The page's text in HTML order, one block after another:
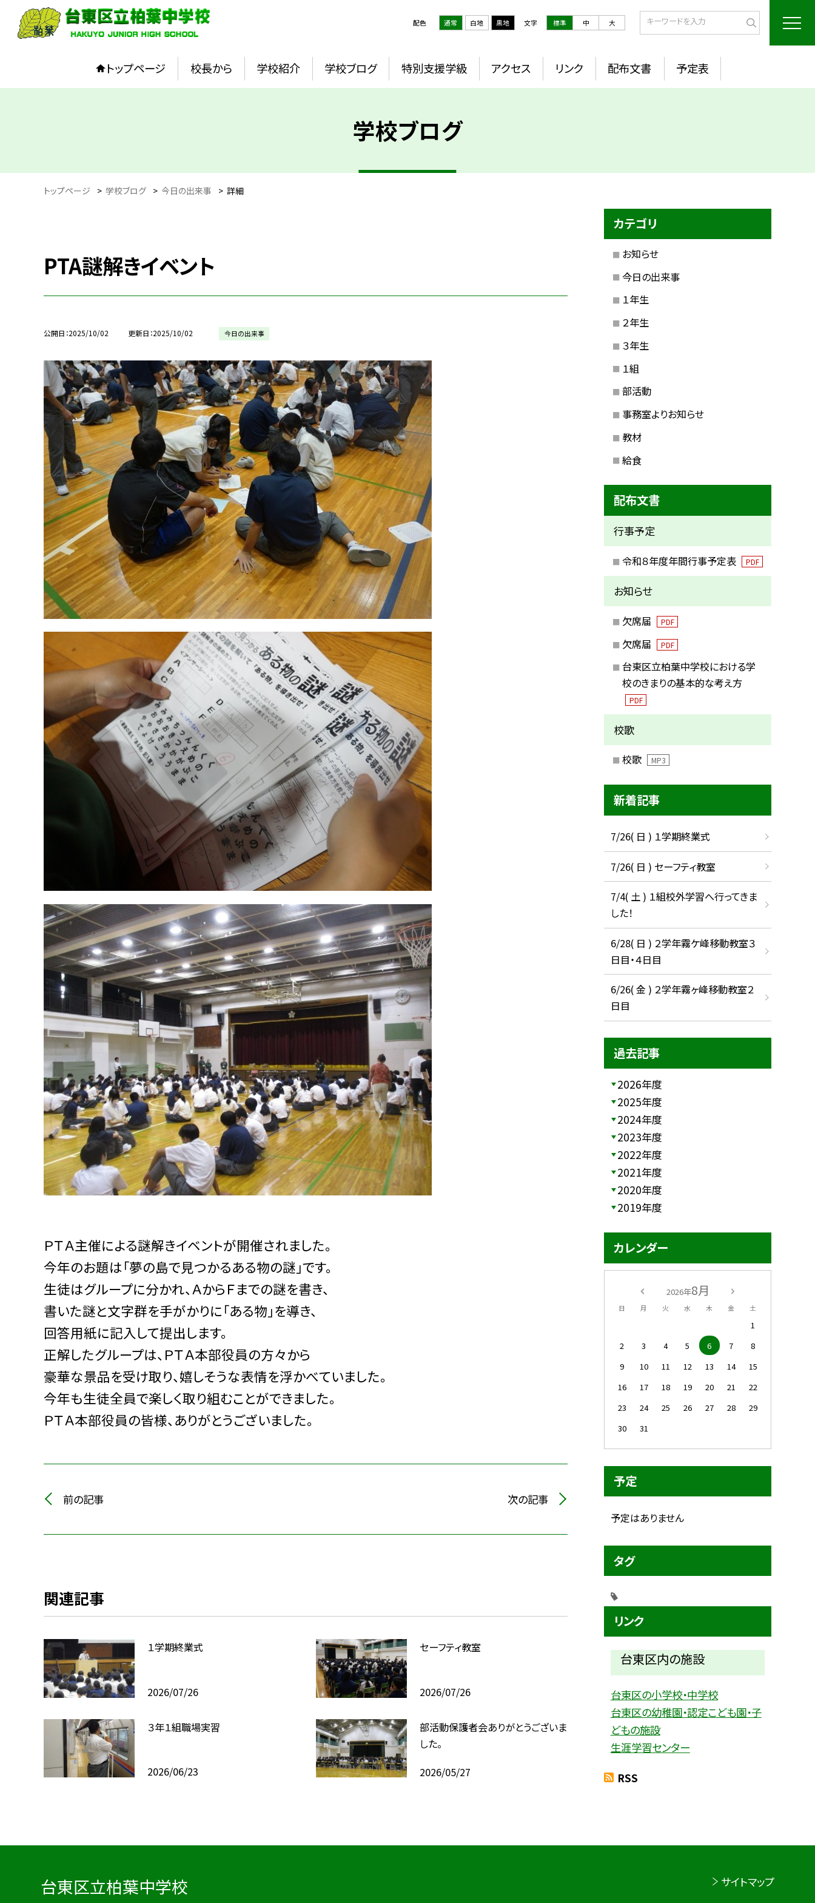
配色 通常 白地 黒地 文字 標準 中 大
トップページ 校長から 学校紹介 学校ブログ 特別支援学級 アクセス リンク 配布文書 予定表
学校ブログ
トップページ > 学校ブログ > 今日の出来事 > 詳細
PTA謎解きイベント
公開日 2025/10/02 更新日 2025/10/02 今日の出来事
ＰＴＡ主催による謎解きイベントが開催されました。
今年のお題は「夢の島で見つかるある物の謎」です。
生徒はグループに分かれ、ＡからＦまでの謎を書き、
書いた謎と文字群を手がかりに「ある物」を導き、
回答用紙に記入して提出します。
正解したグループは、ＰＴＡ本部役員の方々から
豪華な景品を受け取り、嬉しそうな表情を浮かべていました。
今年も生徒全員で楽しく取り組むことができました。
ＰＴＡ本部役員の皆様、ありがとうございました。
前の記事 次の記事
関連記事
１学期終業式
2026/07/26
セーフティ教室
2026/07/26
３年１組職場実習
2026/06/23
部活動保護者会ありがとうございま
した。
2026/05/27
カテゴリ
お知らせ
今日の出来事
１年生
２年生
３年生
１組
部活動
事務室よりお知らせ
教材
給食
配布文書
行事予定
令和８年度年間行事予定表 PDF
お知らせ
欠席届 PDF
欠席届 PDF
台東区立柏葉中学校における学
校のきまりの基本的な考え方
PDF
校歌
校歌 MP3
新着記事
7/26( 日 ) １学期終業式
7/26( 日 ) セーフティ教室
7/4( 土 ) １組校外学習へ行ってきま
した！
6/28( 日 ) ２学年霧ケ峰移動教室３
日目・４日目
6/26( 金 ) ２学年霧ヶ峰移動教室２
日目
過去記事
2026年度
2025年度
2024年度
2023年度
2022年度
2021年度
2020年度
2019年度
カレンダー
2026年8月
日 月 火 水 木 金 土
1
2
3 4 5 6 7
8
9
10 11 12 13 14
15
16
17 18 19 20 21
22
23
24 25 26 27 28
29
30
31
予定
予定はありません
タグ
リンク
台東区内の施設
台東区の小学校・中学校
台東区の幼稚園・認定こども園・子
どもの施設
生涯学習センター
RSS
台東区立柏葉中学校 サイトマップ